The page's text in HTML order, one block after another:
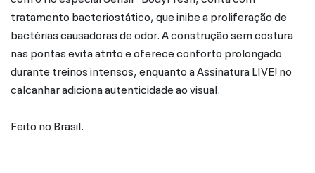
tratamento bacteriostático, que inibe a proliferação de
bactérias causadoras de odor. A construção sem costura
nas pontas evita atrito e oferece conforto prolongado
durante treinos intensos, enquanto a Assinatura LIVE! no
calcanhar adiciona autenticidade ao visual.
Feito no Brasil.